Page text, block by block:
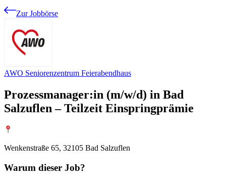
Zur Jobbörse
AWO Seniorenzentrum Feierabendhaus
Prozessmanager:in (m/w/d) in Bad
Salzuflen – Teilzeit Einspringprämie
Wenkenstraße 65, 32105 Bad Salzuflen
Warum dieser Job?